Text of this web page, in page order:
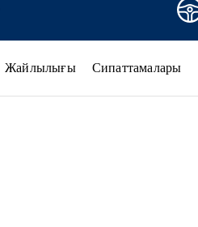
Жайлылығы Сипаттамалары